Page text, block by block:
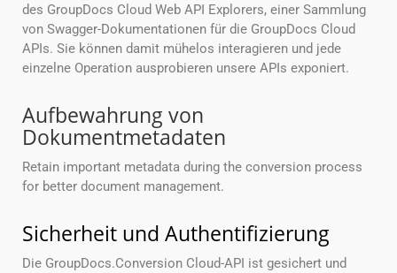
des GroupDocs Cloud Web API Explorers, einer Sammlung
von Swagger-Dokumentationen für die GroupDocs Cloud
APIs. Sie können damit mühelos interagieren und jede
einzelne Operation ausprobieren unsere APIs exponiert.
Aufbewahrung von
Dokumentmetadaten
Retain important metadata during the conversion process
for better document management.
Sicherheit und Authentifizierung
Die GroupDocs.Conversion Cloud-API ist gesichert und